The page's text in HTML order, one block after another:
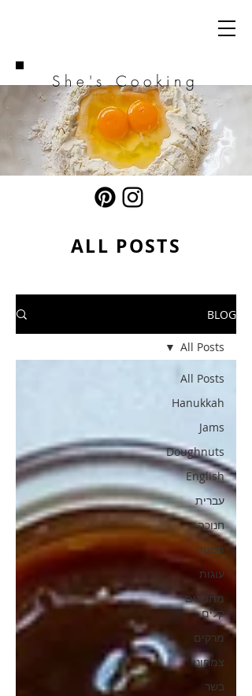
She's Cooking
ALL POSTS
BLOG
All Posts
Hanukkah
Jams
Doughnuts
English
עברית
חנוכה
פסטה
עוגות
מתכונים
קלים
מרקים
צמחוני
בשר
All Posts